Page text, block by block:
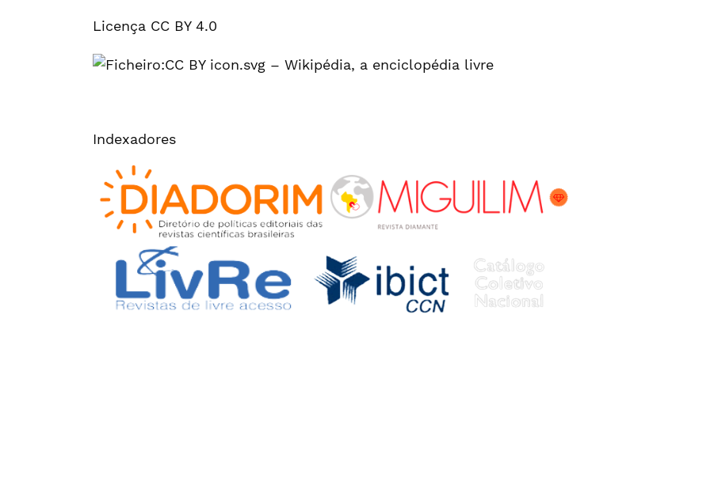
Licença CC BY 4.0
Indexadores